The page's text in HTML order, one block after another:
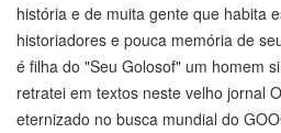
história e de muita gente que habita
historiadores e pouca memória de
é filha do "Seu Golosof" um homem
retratei em textos neste velho jornal
eternizado no busca mundial do